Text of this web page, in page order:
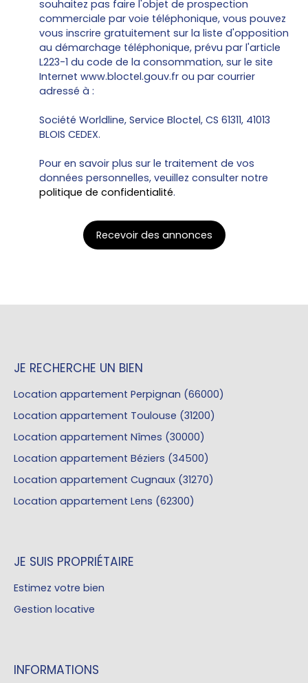
souhaitez pas faire l'objet de prospection
commerciale par voie téléphonique, vous pouvez
vous inscrire gratuitement sur la liste d'opposition
au démarchage téléphonique, prévu par l'article
L223-1 du code de la consommation, sur le site
Internet www.bloctel.gouv.fr ou par courrier
adressé à :
Société Worldline, Service Bloctel, CS 61311, 41013
BLOIS CEDEX.
Pour en savoir plus sur le traitement de vos
données personnelles, veuillez consulter notre
politique de confidentialité.
Recevoir des annonces
JE RECHERCHE UN BIEN
Location appartement Perpignan (66000)
Location appartement Toulouse (31200)
Location appartement Nîmes (30000)
Location appartement Béziers (34500)
Location appartement Cugnaux (31270)
Location appartement Lens (62300)
JE SUIS PROPRIÉTAIRE
Estimez votre bien
Gestion locative
INFORMATIONS